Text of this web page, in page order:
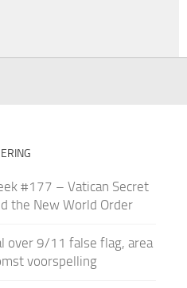
#177 – Vatican Secret
the New World Order
over 9/11 false flag, area
voorspelling